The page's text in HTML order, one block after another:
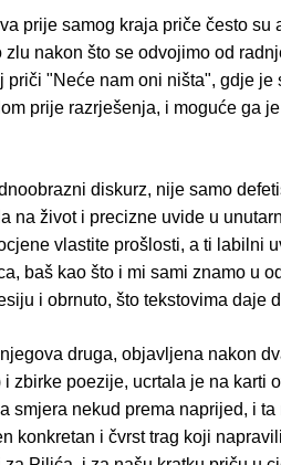
prije samog kraja priče često su
nakon što se odvojimo od
priči "Neće nam oni ništa", gdje je
prije razrješenja, i moguće ga
diskurz, nije samo
na život i precizne uvide u
vlastite prošlosti, a ti labilni
baš kao što i mi sami znamo u
i obrnuto, što tekstovima daje
druga, objavljena nakon
zbirke poezije, ucrtala je na karti
smjera nekud prema naprijed, i ta
konkretan i čvrst trag koji